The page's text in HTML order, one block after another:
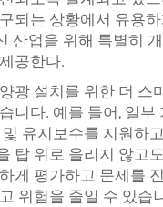
되는 상황에서 유용
산업을 위해 특별히
공한다.
광 설치를 위한 더 스
니다. 예를 들어, 일부
유지보수를 지원하
탑 위로 올리지 않고
게 평가하고 문제를
위험을 줄일 수 있습